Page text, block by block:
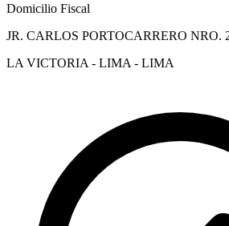
Domicilio Fiscal
JR. CARLOS PORTOCARRERO NRO.
LA VICTORIA - LIMA - LIMA